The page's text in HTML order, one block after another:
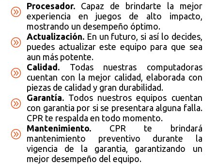
A
Procesador. Capaz de brindarte la mejor
experiencia en juegos de alto impacto,
mostrando un desempeño óptimo.
A
Actualización. En un futuro, si así lo decides,
puedes actualizar este equipo para que sea
aun más potente.
A
Calidad. Todas nuestras computadoras
cuentan con la mejor calidad, elaborada con
piezas de calidad y gran durabilidad.
A
Garantía. Todos nuestros equipos cuentan
con garantia por si se presentara alguna falla.
CPR te respalda en todo momento.
A
Mantenimiento. CPR te brindará
mantenimiento preventivo durante la
vigencia de la garantia, garantizando un
mejor desempeño del equipo.